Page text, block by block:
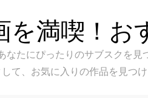
満喫！お
たにぴったりのサブスクを見
て、お気に入りの作品を見つけ